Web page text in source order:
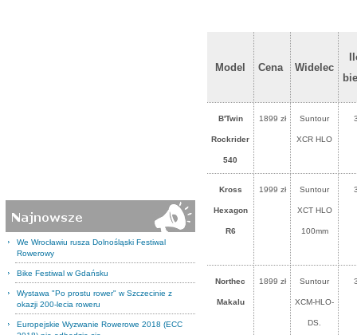
We Wrocławiu rusza Dolnośląski Festiwal
Rowerowy
Bike Festiwal w Gdańsku
Wystawa "Po prostu rower" w Szczecinie z
okazji 200-lecia roweru
Europejskie Wyzwanie Rowerowe 2018 (ECC
Model Cena Widelec
B'Twin
Rockrider
540
1899 zł Suntour
XCR HLO
Kross
Hexagon
R6
1999 zł Suntour
XCT HLO
100mm
Northec
Makalu
1899 zł Suntour
XCM-HLO-
DS.